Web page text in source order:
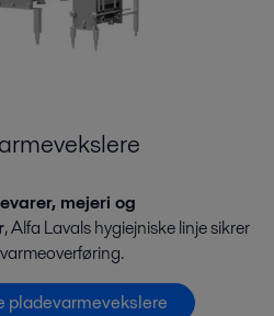
mejeri og
, Alfa Lavals hygiejniske linje sikrer
pladevarmevekslere